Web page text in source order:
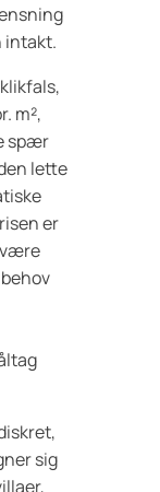
intakt.
m²,
spær
lette
er
sig